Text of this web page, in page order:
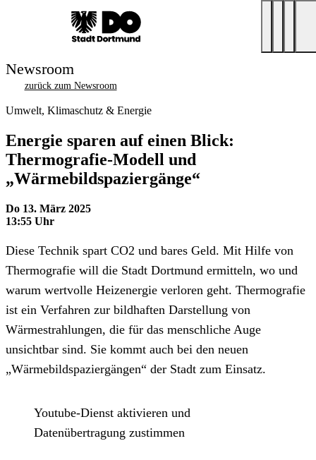
Newsroom
zurück zum Newsroom
Umwelt, Klimaschutz & Energie
Energie sparen auf einen Blick:
Thermografie-Modell und
„Wärmebildspaziergänge“
Do 13. März 2025
13:55 Uhr
Diese Technik spart CO2 und bares Geld. Mit Hilfe von
Thermografie will die Stadt Dortmund ermitteln, wo und
warum wertvolle Heizenergie verloren geht. Thermografie
ist ein Verfahren zur bildhaften Darstellung von
Wärmestrahlungen, die für das menschliche Auge
unsichtbar sind. Sie kommt auch bei den neuen
„Wärmebildspaziergängen“ der Stadt zum Einsatz.
Youtube-Dienst aktivieren und
Datenübertragung zustimmen